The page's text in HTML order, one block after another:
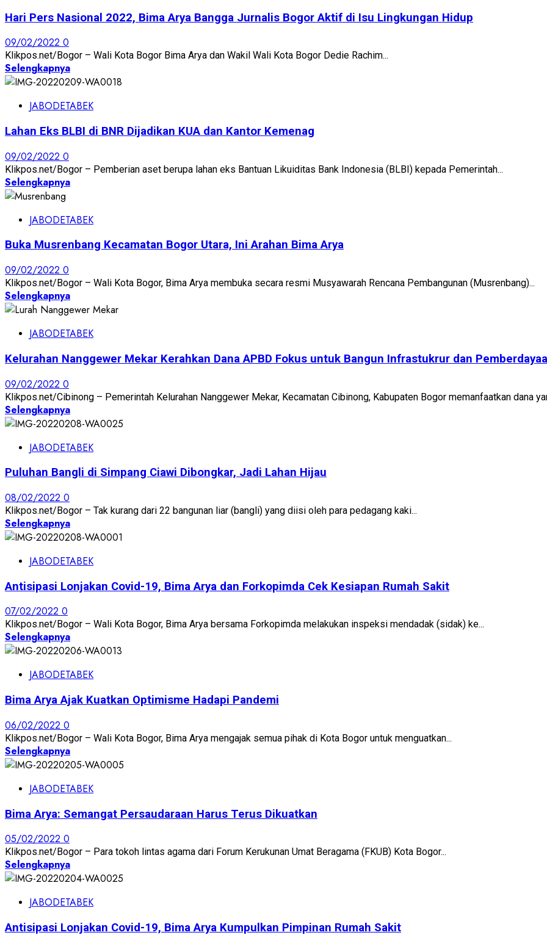
Hari Pers Nasional 2022, Bima Arya Bangga Jurnalis Bogor Aktif di Isu Lingkungan Hidup
09/02/2022 0
Klikpos.net/Bogor – Wali Kota Bogor Bima Arya dan Wakil Wali Kota Bogor Dedie Rachim...
Selengkapnya
JABODETABEK
Lahan Eks BLBI di BNR Dijadikan KUA dan Kantor Kemenag
09/02/2022 0
Klikpos.net/Bogor – Pemberian aset berupa lahan eks Bantuan Likuiditas Bank Indonesia (BLBI) kepada Pemerintah...
Selengkapnya
JABODETABEK
Buka Musrenbang Kecamatan Bogor Utara, Ini Arahan Bima Arya
09/02/2022 0
Klikpos.net/Bogor – Wali Kota Bogor, Bima Arya membuka secara resmi Musyawarah Rencana Pembangunan (Musrenbang)...
Selengkapnya
JABODETABEK
Kelurahan Nanggewer Mekar Kerahkan Dana APBD Fokus untuk Bangun Infrastukrur dan
09/02/2022 0
Klikpos.net/Cibinong – Pemerintah Kelurahan Nanggewer Mekar, Kecamatan Cibinong, Kabupaten Bogor memanfaatkan dana
Selengkapnya
JABODETABEK
Puluhan Bangli di Simpang Ciawi Dibongkar, Jadi Lahan Hijau
08/02/2022 0
Klikpos.net/Bogor – Tak kurang dari 22 bangunan liar (bangli) yang diisi oleh para pedagang kaki...
Selengkapnya
JABODETABEK
Antisipasi Lonjakan Covid-19, Bima Arya dan Forkopimda Cek Kesiapan Rumah Sakit
07/02/2022 0
Klikpos.net/Bogor – Wali Kota Bogor, Bima Arya bersama Forkopimda melakukan inspeksi mendadak (sidak) ke...
Selengkapnya
JABODETABEK
Bima Arya Ajak Kuatkan Optimisme Hadapi Pandemi
06/02/2022 0
Klikpos.net/Bogor – Wali Kota Bogor, Bima Arya mengajak semua pihak di Kota Bogor untuk menguatkan...
Selengkapnya
JABODETABEK
Bima Arya: Semangat Persaudaraan Harus Terus Dikuatkan
05/02/2022 0
Klikpos.net/Bogor – Para tokoh lintas agama dari Forum Kerukunan Umat Beragama (FKUB) Kota Bogor...
Selengkapnya
JABODETABEK
Antisipasi Lonjakan Covid-19, Bima Arya Kumpulkan Pimpinan Rumah Sakit